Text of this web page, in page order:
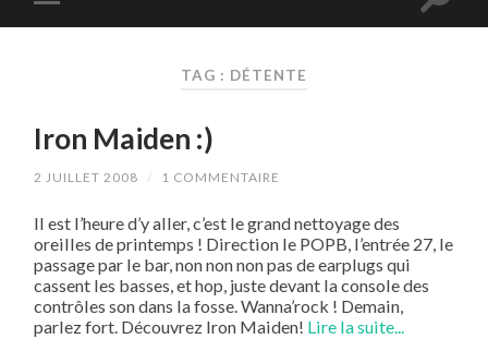
TAG : DÉTENTE
Iron Maiden :)
2 JUILLET 2008 / 1 COMMENTAIRE
Il est l’heure d’y aller, c’est le grand nettoyage des
oreilles de printemps ! Direction le POPB, l’entrée 27, le
passage par le bar, non non non pas de earplugs qui
cassent les basses, et hop, juste devant la console des
contrôles son dans la fosse. Wanna’rock ! Demain,
parlez fort. Découvrez Iron Maiden! Lire la suite...